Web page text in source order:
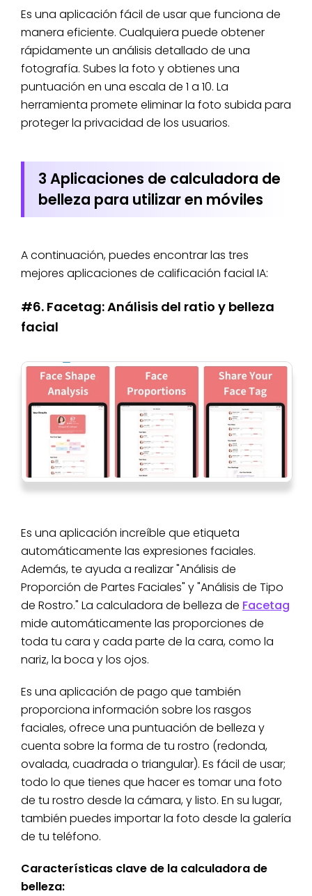
Es una aplicación fácil de usar que funciona de
manera eficiente. Cualquiera puede obtener
rápidamente un análisis detallado de una
fotografía. Subes la foto y obtienes una
puntuación en una escala de 1 a 10. La
herramienta promete eliminar la foto subida para
proteger la privacidad de los usuarios.
3 Aplicaciones de calculadora de
belleza para utilizar en móviles
A continuación, puedes encontrar las tres
mejores aplicaciones de calificación facial IA:
#6. Facetag: Análisis del ratio y belleza
facial
Es una aplicación increíble que etiqueta
automáticamente las expresiones faciales.
Además, te ayuda a realizar "Análisis de
Proporción de Partes Faciales" y "Análisis de Tipo
de Rostro." La calculadora de belleza de Facetag
mide automáticamente las proporciones de
toda tu cara y cada parte de la cara, como la
nariz, la boca y los ojos.
Es una aplicación de pago que también
proporciona información sobre los rasgos
faciales, ofrece una puntuación de belleza y
cuenta sobre la forma de tu rostro (redonda,
ovalada, cuadrada o triangular). Es fácil de usar;
todo lo que tienes que hacer es tomar una foto
de tu rostro desde la cámara, y listo. En su lugar,
también puedes importar la foto desde la galería
de tu teléfono.
Características clave de la calculadora de
belleza: